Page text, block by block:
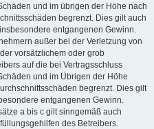
und im übrigen der Höhe nach
begrenzt. Dies gilt auch
entgangenen Gewinn.
außer bei der Verletzung von
vorsätzlichem oder grob
auf die bei Vertragsschluss
und im Übrigen der Höhe
begrenzt. Dies gilt
entgangenen Gewinn.
a bis c gilt sinngemäß auch
des Betreibers.